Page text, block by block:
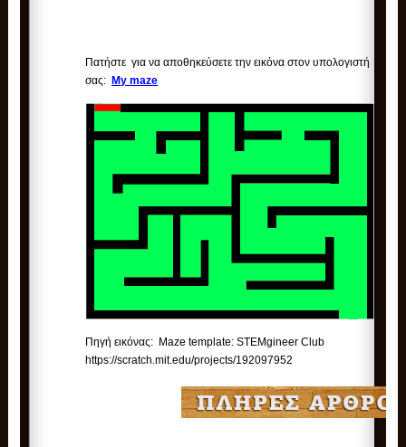
Πατήστε για να αποθηκεύσετε την εικόνα στον υπολογιστή
σας: My maze
Πηγή εικόνας: Maze template: STEMgineer Club
https://scratch.mit.edu/projects/192097952